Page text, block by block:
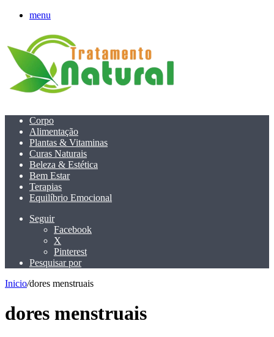
menu
Corpo
Alimentação
Plantas & Vitaminas
Curas Naturais
Beleza & Estética
Bem Estar
Terapias
Equilíbrio Emocional
Seguir
Facebook
X
Pinterest
Pesquisar por
Inicio/dores menstruais
dores menstruais